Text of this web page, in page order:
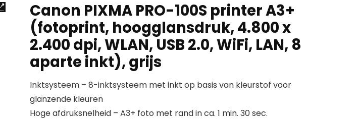
Canon PIXMA PRO-100S printer A3+
(fotoprint, hoogglansdruk, 4.800 x
2.400 dpi, WLAN, USB 2.0, WiFi, LAN, 8
aparte inkt), grijs
Inktsysteem – 8-inktsysteem met inkt op basis van kleurstof voor
glanzende kleuren
Hoge afdruksnelheid – A3+ foto met rand in ca. 1 min. 30 sec.